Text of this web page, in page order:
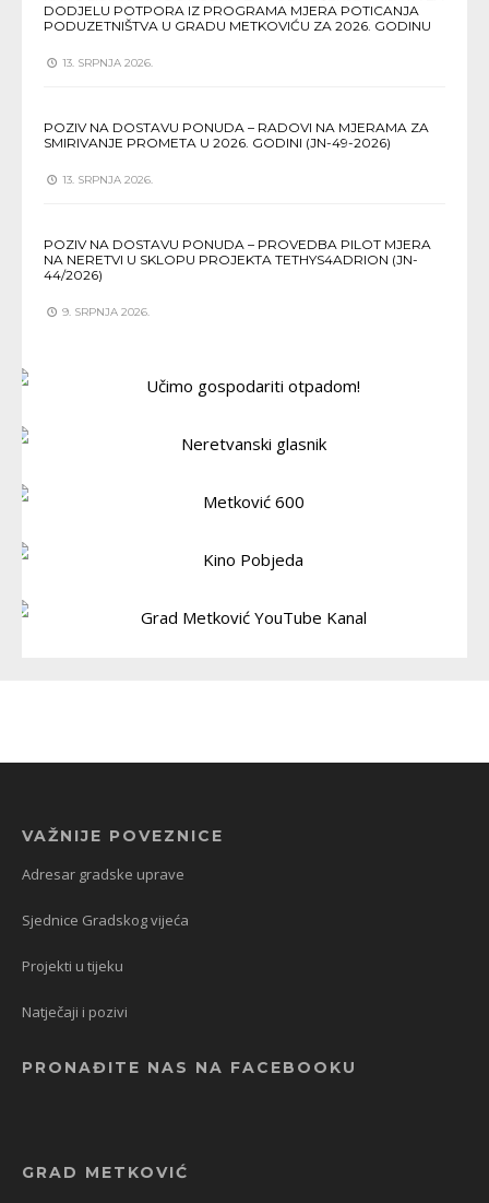
DODJELU POTPORA IZ PROGRAMA MJERA POTICANJA
PODUZETNIŠTVA U GRADU METKOVIĆU ZA 2026. GODINU
13. SRPNJA 2026.
POZIV NA DOSTAVU PONUDA – RADOVI NA MJERAMA ZA
SMIRIVANJE PROMETA U 2026. GODINI (JN-49-2026)
13. SRPNJA 2026.
POZIV NA DOSTAVU PONUDA – PROVEDBA PILOT MJERA
NA NERETVI U SKLOPU PROJEKTA TETHYS4ADRION (JN-
44/2026)
9. SRPNJA 2026.
VAŽNIJE POVEZNICE
Adresar gradske uprave
Sjednice Gradskog vijeća
Projekti u tijeku
Natječaji i pozivi
PRONAĐITE NAS NA FACEBOOKU
GRAD METKOVIĆ